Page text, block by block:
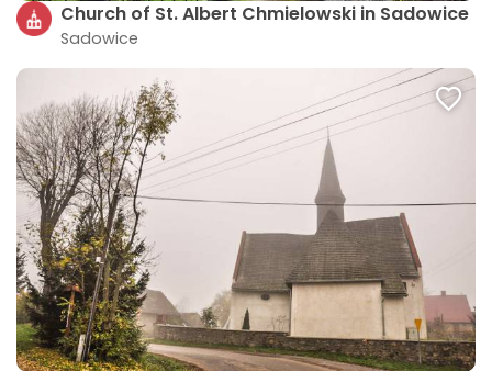
Church of St. Albert Chmielowski in Sadowice
Sadowice